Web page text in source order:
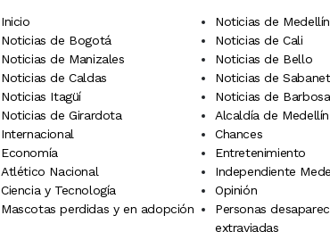
Inicio Noticias de Medellín
Noticias de Bogotá
Noticias de Cali
Noticias de Manizales
Noticias de Bello
Noticias de Caldas
Noticias de
Noticias Itagüí
Noticias de Barbosa
Noticias de Girardota
Alcaldía de Medellín
Internacional
Chances
Economía
Entretenimiento
Atlético Nacional
Independiente
Ciencia y Tecnología
Opinión
Mascotas perdidas y en adopción
Personas
extraviadas